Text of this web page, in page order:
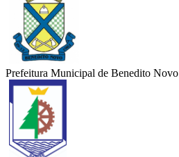
Prefeitura Municipal de Benedito Novo